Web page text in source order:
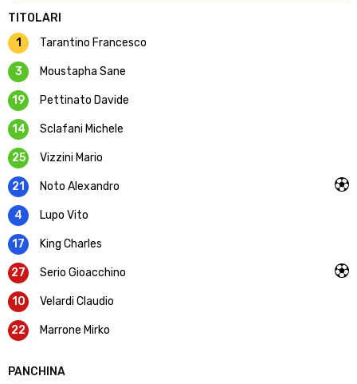
TITOLARI
1
Tarantino Francesco
3 Moustapha Sane
19 Pettinato Davide
14 Sclafani Michele
25 Vizzini Mario
21 Noto Alexandro
4 Lupo Vito
17 King Charles
27 Serio Gioacchino
10 Velardi Claudio
22 Marrone Mirko
PANCHINA